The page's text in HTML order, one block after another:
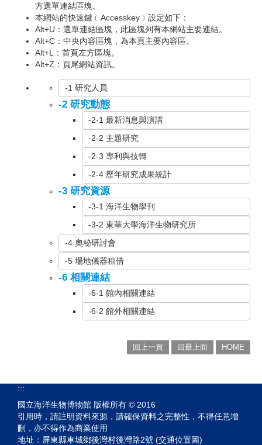
方選單連結區塊。
本網站的快速鍵﹝Accesskey﹞設定如下：
Alt+U：選單連結區塊，此區塊列有本網站主要連結。
Alt+C：中央內容區塊，為本頁主要內容區。
Alt+L：首頁左方區塊。
Alt+Z：頁尾網站資訊。
-1 研究人員
-2 研究動態
-2-1 最新消息與演講
-2-2 主題研究
-2-3 專利與技轉
-2-4 歷年研究成果統計
-3 研究資源
-3-1 海洋生物學刊
-3-2 東華大學海洋生物研究所
-4 奧秘研討會
-5 場地儀器租借
-6 相關連結
-6-1 館內相關連結
-6-2 館外相關連結
回上一頁 回最上面 HOME
:::
國立海洋生物博物館 版權所有 © 2016
引用時，請註明資料來源，請確保資料之完整性，不得任意增
刪，亦不得作為商業使用
地址：屏東縣車城鄉後灣村後灣路2號 (交通位置圖)